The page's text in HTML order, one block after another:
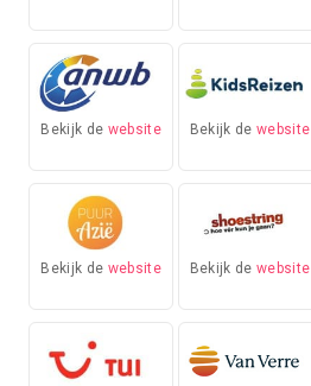
Bekijk de website Bekijk dewebsite
Bekijk de website Bekijk dewebsite